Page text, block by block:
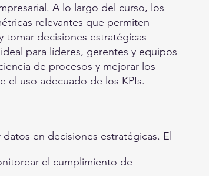
A lo largo del curso, los
relevantes que permiten
tomar decisiones estratégicas
para líderes, gerentes y equipos
de procesos y mejorar los
el uso adecuado de los KPIs.
en decisiones estratégicas. El
el cumplimiento de